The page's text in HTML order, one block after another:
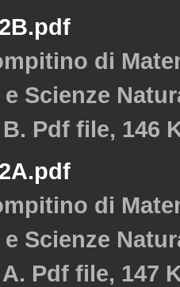
di
Scienze
Pdf file, 146
di
Scienze
Pdf file, 147